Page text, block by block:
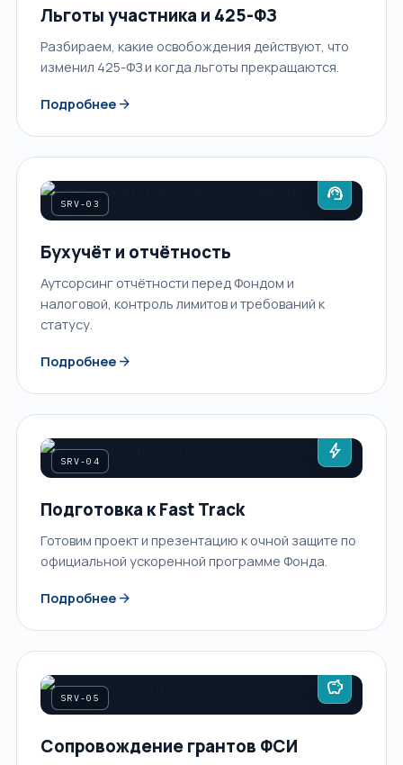
Льготы участника и 425-ФЗ
Разбираем, какие освобождения действуют, что
изменил 425-ФЗ и когда льготы прекращаются.
Подробнее arrow_forward
SRV-03 support_agent
Бухучёт и отчётность
Аутсорсинг отчётности перед Фондом и
налоговой, контроль лимитов и требований к
статусу.
Подробнее arrow_forward
SRV-04 bolt
Подготовка к Fast Track
Готовим проект и презентацию к очной защите по
официальной ускоренной программе Фонда.
Подробнее arrow_forward
SRV-05 savings
Сопровождение грантов ФСИ